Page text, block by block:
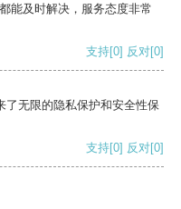
能及时解决，服务态度非常
支持[0] 反对[0]
了无限的隐私保护和安全性保
支持[0] 反对[0]